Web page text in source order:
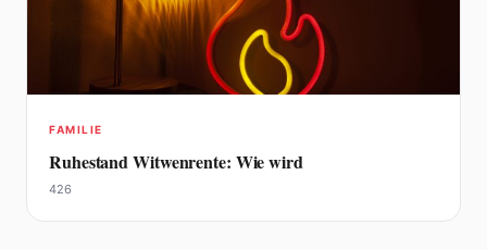
FAMILIE
Ruhestand Witwenrente: Wie wird
426